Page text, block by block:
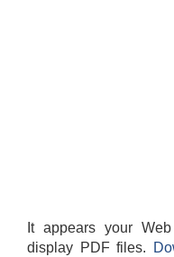
It appears your
display PDF files.